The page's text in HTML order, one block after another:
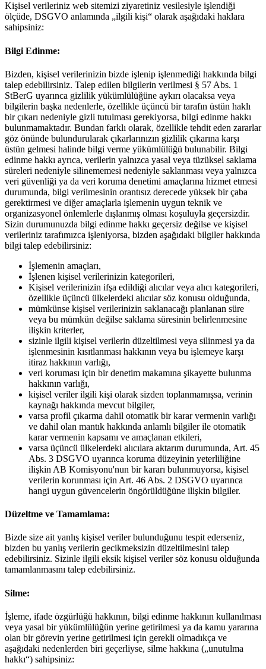
Kişisel verileriniz web sitemizi ziyaretiniz vesilesiyle işlendiği
ölçüde, DSGVO anlamında „ilgili kişi“ olarak aşağıdaki haklara
sahipsiniz:
Bilgi Edinme:
Bizden, kişisel verilerinizin bizde işlenip işlenmediği hakkında bilgi
talep edebilirsiniz. Talep edilen bilgilerin verilmesi § 57 Abs. 1
StBerG uyarınca gizlilik yükümlülüğüne aykırı olacaksa veya
bilgilerin başka nedenlerle, özellikle üçüncü bir tarafın üstün haklı
bir çıkarı nedeniyle gizli tutulması gerekiyorsa, bilgi edinme hakkı
bulunmamaktadır. Bundan farklı olarak, özellikle tehdit eden zararlar
göz önünde bulundurularak çıkarlarınızın gizlilik çıkarına karşı
üstün gelmesi halinde bilgi verme yükümlülüğü bulunabilir. Bilgi
edinme hakkı ayrıca, verilerin yalnızca yasal veya tüzüksel saklama
süreleri nedeniyle silinememesi nedeniyle saklanması veya yalnızca
veri güvenliği ya da veri koruma denetimi amaçlarına hizmet etmesi
durumunda, bilgi verilmesinin orantısız derecede yüksek bir çaba
gerektirmesi ve diğer amaçlarla işlemenin uygun teknik ve
organizasyonel önlemlerle dışlanmış olması koşuluyla geçersizdir.
Sizin durumunuzda bilgi edinme hakkı geçersiz değilse ve kişisel
verileriniz tarafımızca işleniyorsa, bizden aşağıdaki bilgiler hakkında
bilgi talep edebilirsiniz:
İşlemenin amaçları,
İşlenen kişisel verilerinizin kategorileri,
Kişisel verilerinizin ifşa edildiği alıcılar veya alıcı kategorileri,
özellikle üçüncü ülkelerdeki alıcılar söz konusu olduğunda,
mümkünse kişisel verilerinizin saklanacağı planlanan süre
veya bu mümkün değilse saklama süresinin belirlenmesine
ilişkin kriterler,
sizinle ilgili kişisel verilerin düzeltilmesi veya silinmesi ya da
işlenmesinin kısıtlanması hakkının veya bu işlemeye karşı
itiraz hakkının varlığı,
veri koruması için bir denetim makamına şikayette bulunma
hakkının varlığı,
kişisel veriler ilgili kişi olarak sizden toplanmamışsa, verinin
kaynağı hakkında mevcut bilgiler,
varsa profil çıkarma dahil otomatik bir karar vermenin varlığı
ve dahil olan mantık hakkında anlamlı bilgiler ile otomatik
karar vermenin kapsamı ve amaçlanan etkileri,
varsa üçüncü ülkelerdeki alıcılara aktarım durumunda, Art. 45
Abs. 3 DSGVO uyarınca koruma düzeyinin yeterliliğine
ilişkin AB Komisyonu'nun bir kararı bulunmuyorsa, kişisel
verilerin korunması için Art. 46 Abs. 2 DSGVO uyarınca
hangi uygun güvencelerin öngörüldüğüne ilişkin bilgiler.
Düzeltme ve Tamamlama:
Bizde size ait yanlış kişisel veriler bulunduğunu tespit ederseniz,
bizden bu yanlış verilerin gecikmeksizin düzeltilmesini talep
edebilirsiniz. Sizinle ilgili eksik kişisel veriler söz konusu olduğunda
tamamlanmasını talep edebilirsiniz.
Silme:
İşleme, ifade özgürlüğü hakkının, bilgi edinme hakkının kullanılması
veya yasal bir yükümlülüğün yerine getirilmesi ya da kamu yararına
olan bir görevin yerine getirilmesi için gerekli olmadıkça ve
aşağıdaki nedenlerden biri geçerliyse, silme hakkına („unutulma
hakkı“) sahipsiniz: